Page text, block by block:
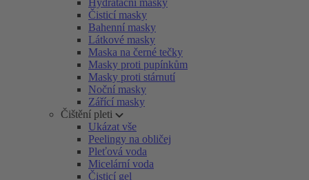
Hydratační masky
Čisticí masky
Bahenní masky
Látkové masky
Maska na černé tečky
Masky proti pupínkům
Masky proti stárnutí
Noční masky
Zářící masky
Čištění pleti
Ukázat vše
Peelingy na obličej
Pleťová voda
Micelární voda
Čisticí gel